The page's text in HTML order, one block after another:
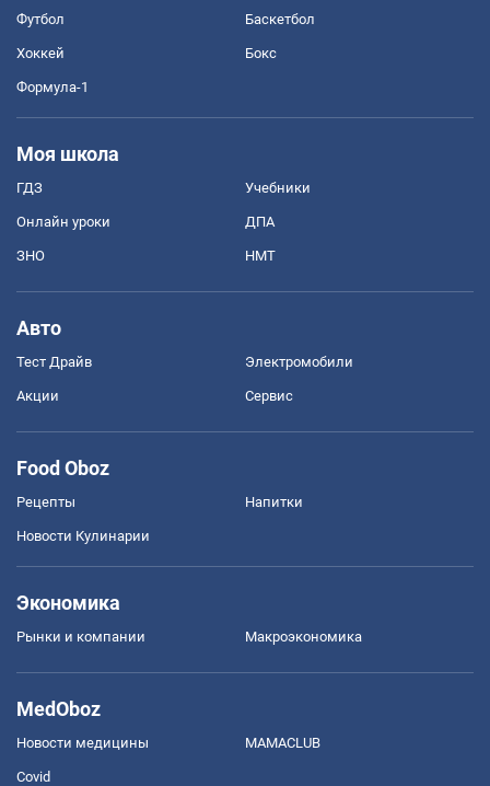
Футбол Баскетбол
Хоккей Бокс
Формула-1
Моя школа
ГДЗ Учебники
Онлайн уроки ДПА
ЗНО НМТ
Авто
Тест Драйв Электромобили
Акции Сервис
Food Oboz
Рецепты Напитки
Новости Кулинарии
Экономика
Рынки и компании Mакроэкономика
MedOboz
Новости медицины MAMACLUB
Covid